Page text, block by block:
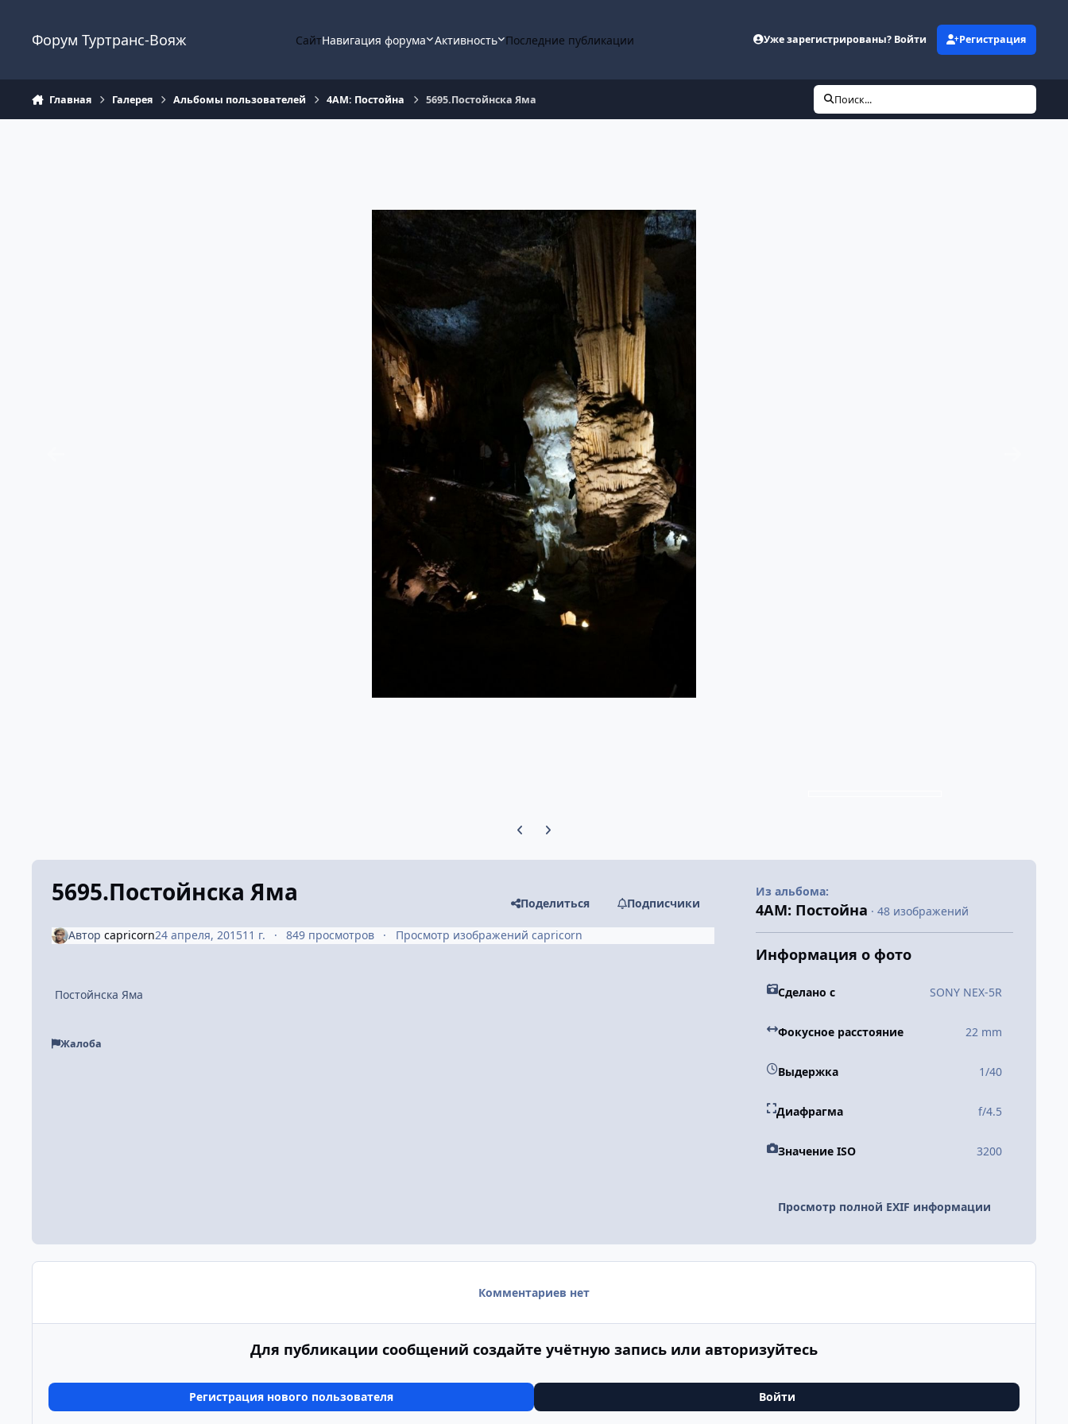
Форум Туртранс-Вояж СайтНавигация форума Активность Последние публикации Уже зарегистрированы? Войти Регистрация
Главная Галерея Альбомы пользователей 4АМ: Постойна 5695.Постойнска Яма Поиск...
Предыдущий слайд карусели
Следующий слайд карусели
5695.Постойнска Яма Поделиться Подписчики
Автор capricorn24 апреля, 201511 г. 849 просмотров Просмотр изображений capricorn
Постойнска Яма
Жалоба
Из альбома:
4АМ: Постойна · 48 изображений
Информация о фото
Сделано с SONY NEX-5R
Фокусное расстояние 22 mm
Выдержка 1/40
Диафрагма f/4.5
Значение ISO 3200
Просмотр полной EXIF информации
Комментариев нет
Для публикации сообщений создайте учётную запись или авторизуйтесь
Регистрация нового пользователя Войти